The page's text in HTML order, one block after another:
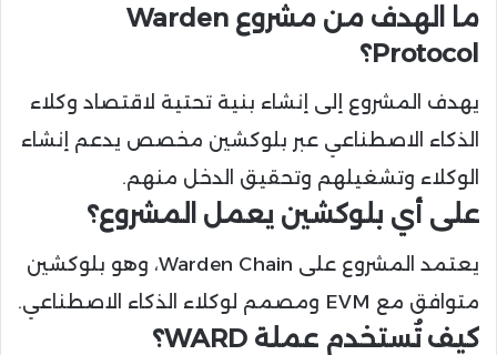
ما الهدف من مشروع Warden
Protocol؟
يهدف المشروع إلى إنشاء بنية تحتية لاقتصاد وكلاء
الذكاء الاصطناعي عبر بلوكشين مخصص يدعم إنشاء
الوكلاء وتشغيلهم وتحقيق الدخل منهم.
على أي بلوكشين يعمل المشروع؟
يعتمد المشروع على Warden Chain، وهو بلوكشين
متوافق مع EVM ومصمم لوكلاء الذكاء الاصطناعي.
كيف تُستخدم عملة WARD؟